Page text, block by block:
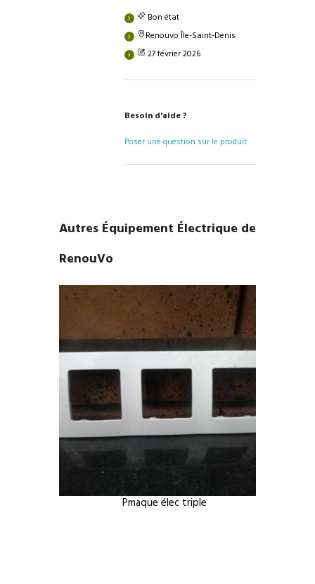
Bon état
Renouvo Île-Saint-Denis
27 février 2026
Besoin d'aide ?
Poser une question sur le produit
Autres Équipement Électrique de
RenouVo
Pmaque élec triple